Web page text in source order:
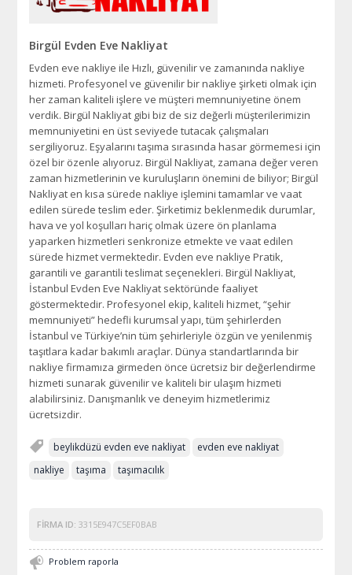
Birgül Evden Eve Nakliyat
Evden eve nakliye ile Hızlı, güvenilir ve zamanında nakliye
hizmeti. Profesyonel ve güvenilir bir nakliye şirketi olmak için
her zaman kaliteli işlere ve müşteri memnuniyetine önem
verdik. Birgül Nakliyat gibi biz de siz değerli müşterilerimizin
memnuniyetini en üst seviyede tutacak çalışmaları
sergiliyoruz. Eşyalarını taşıma sırasında hasar görmemesi için
özel bir özenle alıyoruz. Birgül Nakliyat, zamana değer veren
zaman hizmetlerinin ve kuruluşların önemini de biliyor; Birgül
Nakliyat en kısa sürede nakliye işlemini tamamlar ve vaat
edilen sürede teslim eder. Şirketimiz beklenmedik durumlar,
hava ve yol koşulları hariç olmak üzere ön planlama
yaparken hizmetleri senkronize etmekte ve vaat edilen
sürede hizmet vermektedir. Evden eve nakliye Pratik,
garantili ve garantili teslimat seçenekleri. Birgül Nakliyat,
İstanbul Evden Eve Nakliyat sektöründe faaliyet
göstermektedir. Profesyonel ekip, kaliteli hizmet, “şehir
memnuniyeti” hedefli kurumsal yapı, tüm şehirlerden
İstanbul ve Türkiye’nin tüm şehirleriyle özgün ve yenilenmiş
taşıtlara kadar bakımlı araçlar. Dünya standartlarında bir
nakliye firmamıza girmeden önce ücretsiz bir değerlendirme
hizmeti sunarak güvenilir ve kaliteli bir ulaşım hizmeti
alabilirsiniz. Danışmanlık ve deneyim hizmetlerimiz
ücretsizdir.
beylikdüzü evden eve nakliyat
evden eve nakliyat
nakliye
taşıma taşımacılık
FIRMA ID: 3315E947C5EF0BAB
Problem raporla